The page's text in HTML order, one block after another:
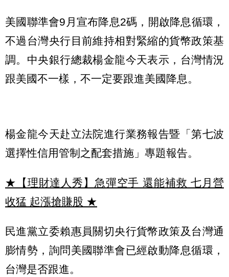
美國聯準會9月宣布降息2碼，開啟降息循環，
不過台灣央行目前維持相對緊縮的貨幣政策基
調。中央銀行總裁楊金龍今天表示，台灣情況
跟美國不一樣，不一定要跟進美國降息。
楊金龍今天赴立法院進行業務報告暨「第七波
選擇性信用管制之配套措施」專題報告。
★【理財達人秀】急彈空手 還能補救 七月營
收猛 起漲搶賺股 ★
民進黨立委賴惠員關切央行貨幣政策及台灣通
膨情勢，詢問美國聯準會已經啟動降息循環，
台灣是否跟進。